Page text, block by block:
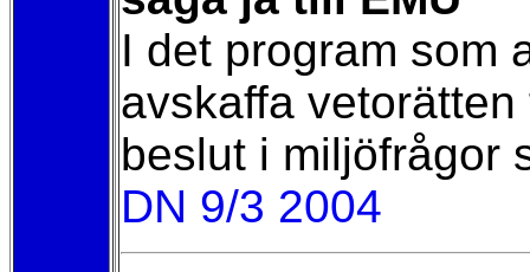
I det program som
avskaffa
beslut i miljöfrågor
DN 9/3 2004